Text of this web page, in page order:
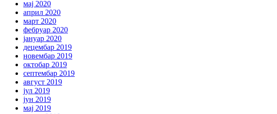
мај 2020
април 2020
март 2020
фебруар 2020
јануар 2020
децембар 2019
новембар 2019
октобар 2019
септембар 2019
август 2019
јул 2019
јун 2019
мај 2019